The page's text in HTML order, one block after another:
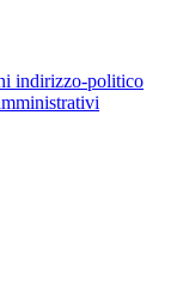
indirizzo-politico